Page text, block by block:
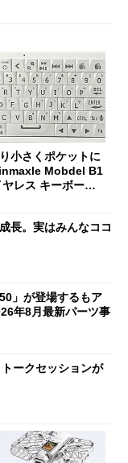
小さくポケットに
Mobdel B1
ヤレス キーボー
長。実はみんなココ
」が登場するもア
年8月最新パーツ事
ークセッションが